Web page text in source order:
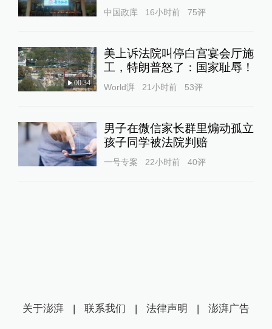
中国政库 16小时前 75评
00:34
美上诉法院叫停白宫宴会厅施
工，特朗普怒了：国家耻辱！
World湃 21小时前 53评
男子在微信家长群里煽动孤立
孩子同学被法院判赔
一号专案 22小时前 40评
关于澎湃 | 联系我们 | 法律声明 | 澎湃广告